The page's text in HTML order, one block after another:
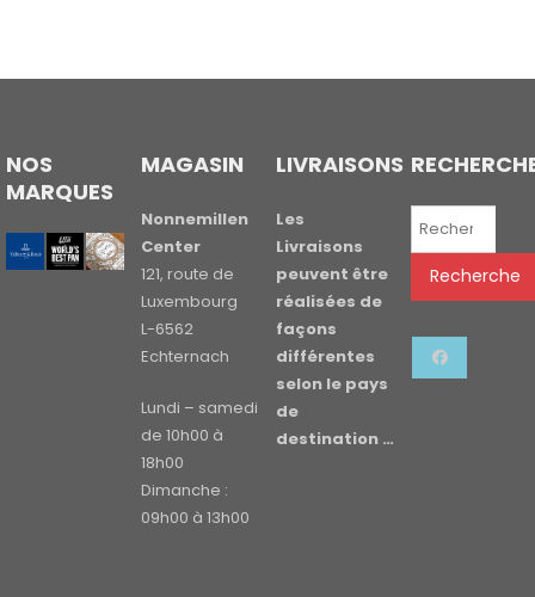
NOS
MARQUES
MAGASIN
Nonnemillen
Center
121, route de
Luxembourg
L-6562
Echternach
Lundi – samedi
de 10h00 à
18h00
Dimanche :
09h00 à 13h00
LIVRAISONS
Les
Livraisons
peuvent être
réalisées de
façons
différentes
selon le pays
de
destination …
Recherche